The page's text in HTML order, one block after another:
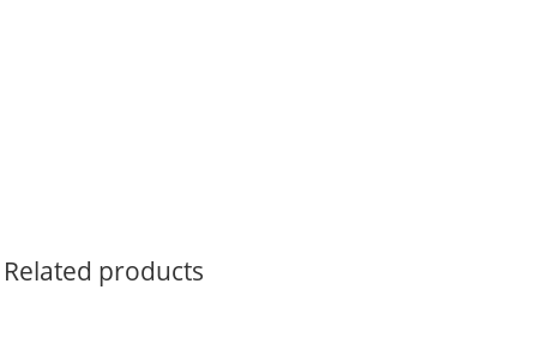
Related products